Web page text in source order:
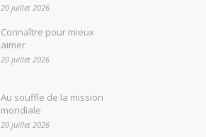
20 juillet 2026
Connaître pour mieux
aimer
20 juillet 2026
Au souffle de la mission
mondiale
20 juillet 2026